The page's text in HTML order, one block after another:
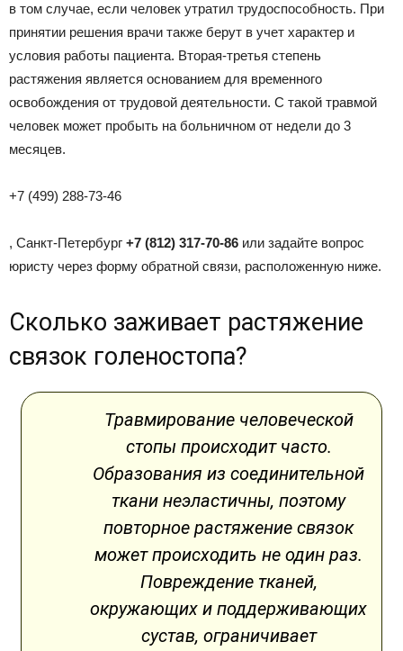
в том случае, если человек утратил трудоспособность. При
принятии решения врачи также берут в учет характер и
условия работы пациента. Вторая-третья степень
растяжения является основанием для временного
освобождения от трудовой деятельности. С такой травмой
человек может пробыть на больничном от недели до 3
месяцев.
+7 (499) 288-73-46
, Санкт-Петербург +7 (812) 317-70-86 или задайте вопрос
юристу через форму обратной связи, расположенную ниже.
Сколько заживает растяжение
связок голеностопа?
Травмирование человеческой
стопы происходит часто.
Образования из соединительной
ткани неэластичны, поэтому
повторное растяжение связок
может происходить не один раз.
Повреждение тканей,
окружающих и поддерживающих
сустав, ограничивает